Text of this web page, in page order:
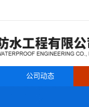
公司动态